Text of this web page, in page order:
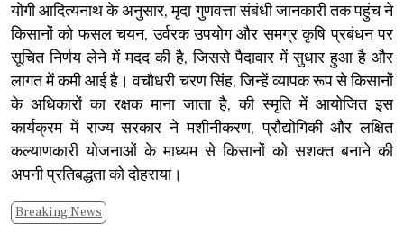
योगी आदित्यनाथ के अनुसार, मृदा गुणवत्ता संबंधी जानकारी तक पहुंच ने
किसानों को फसल चयन, उर्वरक उपयोग और समग्र कृषि प्रबंधन पर
सूचित निर्णय लेने में मदद की है, जिससे पैदावार में सुधार हुआ है और
लागत में कमी आई है। वचौधरी चरण सिंह, जिन्हें व्यापक रूप से किसानों
के अधिकारों का रक्षक माना जाता है, की स्मृति में आयोजित इस
कार्यक्रम में राज्य सरकार ने मशीनीकरण, प्रौद्योगिकी और लक्षित
कल्याणकारी योजनाओं के माध्यम से किसानों को सशक्त बनाने की
अपनी प्रतिबद्धता को दोहराया।
Breaking News